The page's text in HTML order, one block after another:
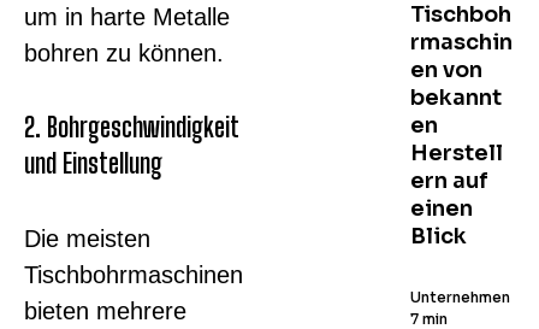
um in harte Metalle
bohren zu können.
2. Bohrgeschwindigkeit
und Einstellung
Die meisten
Tischbohrmaschinen
bieten mehrere
Tischboh
rmaschin
en von
bekannt
en
Herstell
ern auf
einen
Blick
Unternehmen
7 min